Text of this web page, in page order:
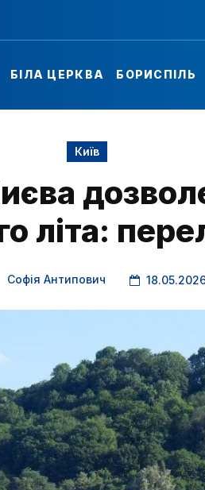
БІЛА ЦЕРКВА БОРИСПІЛЬ
Київ
літа:
Софія Антипович